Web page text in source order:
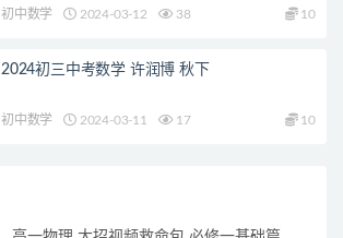
初中数学 2024-03-12 38 10
2024初三中考数学 许润博 秋下
初中数学 2024-03-11 17 10